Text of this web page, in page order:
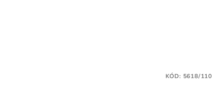
KÓD: 5618/110